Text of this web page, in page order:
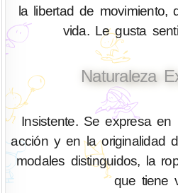
la libertad de movimiento,
vida. Le gusta
Naturaleza
Insistente. Se expresa
acción y en la originalidad
modales distinguidos, la
que tiene